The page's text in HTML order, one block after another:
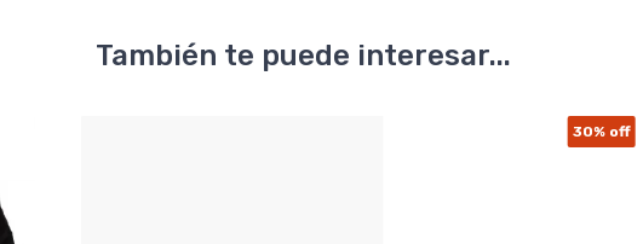
También te puede interesar...
30% off